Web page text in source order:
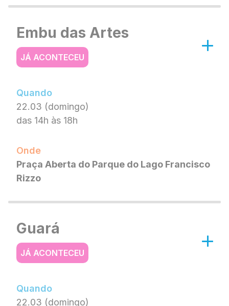
Embu das Artes
JÁ ACONTECEU
Quando
22.03 (domingo)
das 14h às 18h
Onde
Praça Aberta do Parque do Lago Francisco
Rizzo
Guará
JÁ ACONTECEU
Quando
22.03 (domingo)